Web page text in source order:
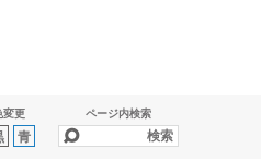
変更
青
ページ内検索